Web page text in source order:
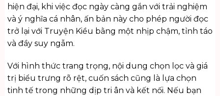
hiện đại, khi việc đọc ngày càng gắn với trải nghiệm
và ý nghĩa cá nhân, ấn bản này cho phép người đọc
trở lại với Truyện Kiều bằng một nhịp chậm, tỉnh táo
và đầy suy ngẫm.
Với hình thức trang trọng, nội dung chọn lọc và giá
trị biểu trưng rõ rệt, cuốn sách cũng là lựa chọn
tinh tế trong những dịp tri ân và kết nối. Nếu bạn